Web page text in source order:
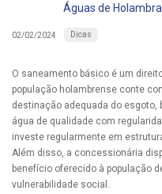
Águas de
02/02/2024 Dicas
O saneamento básico é um
população holambrense conte
destinação adequada do esgoto,
água de qualidade com
investe regularmente em
Além disso, a concessionária
benefício oferecido à população
vulnerabilidade social.